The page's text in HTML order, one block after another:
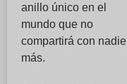
anillo único en el
mundo que no
compartirá con nadie
más.